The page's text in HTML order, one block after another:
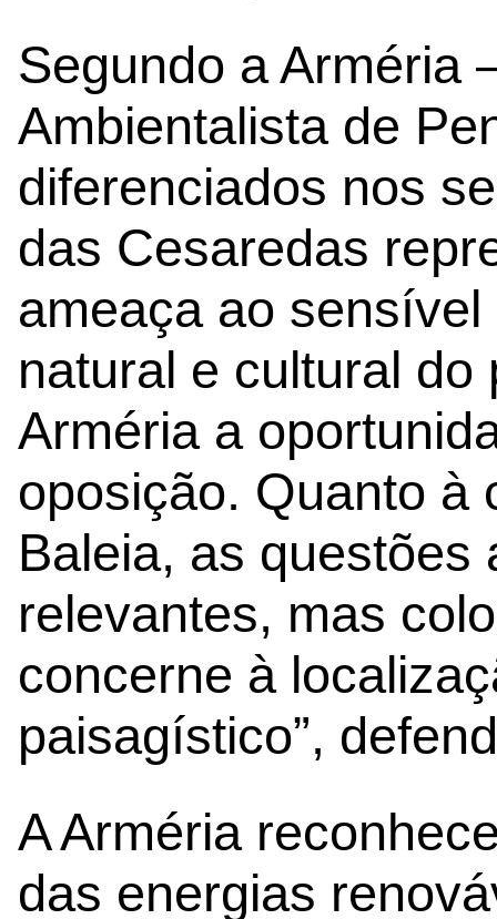
Segundo a Arméria
Ambientalista de
diferenciados nos
das Cesaredas
ameaça ao
natural e cultural do
Arméria a
oposição. Quanto à
Baleia, as questões
relevantes, mas
concerne à
paisagístico”,
A Arméria
das energias